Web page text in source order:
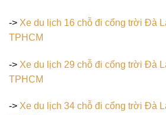
-> Xe du lịch 16 chỗ đi cổng trời Đà
TPHCM
-> Xe du lịch 29 chỗ đi cổng trời Đà
TPHCM
-> Xe du lịch 34 chỗ đi cổng trời Đà